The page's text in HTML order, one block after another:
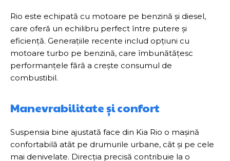
Rio este echipată cu motoare pe benzină și diesel,
care oferă un echilibru perfect între putere și
eficiență. Generațiile recente includ opțiuni cu
motoare turbo pe benzină, care îmbunătățesc
performanțele fără a crește consumul de
combustibil.
Manevrabilitate și confort
Suspensia bine ajustată face din Kia Rio o mașină
confortabilă atât pe drumurile urbane, cât și pe cele
mai denivelate. Direcția precisă contribuie la o